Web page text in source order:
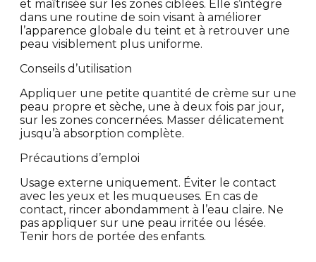
et maîtrisée sur les zones ciblées. Elle s’intègre
dans une routine de soin visant à améliorer
l’apparence globale du teint et à retrouver une
peau visiblement plus uniforme.
Conseils d’utilisation
Appliquer une petite quantité de crème sur une
peau propre et sèche, une à deux fois par jour,
sur les zones concernées. Masser délicatement
jusqu’à absorption complète.
Précautions d’emploi
Usage externe uniquement. Éviter le contact
avec les yeux et les muqueuses. En cas de
contact, rincer abondamment à l’eau claire. Ne
pas appliquer sur une peau irritée ou lésée.
Tenir hors de portée des enfants.